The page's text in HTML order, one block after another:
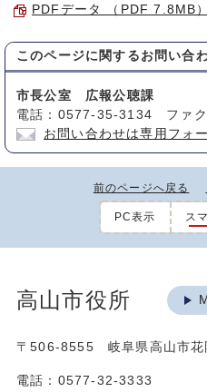
PDFデータ （PDF 7.8MB）
このページに関する お問い合
市長公室 広報公聴課
電話：0577-35-3134 ファ
お問い合わせは専用フォ
前のページへ戻る
PC表示 ス
高山市役所
〒506-8555 岐阜県高山市
電話：0577-32-3333